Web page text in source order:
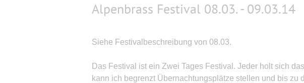
Alpenbrass Festival 08.03. - 09.03.14
Siehe Festivalbeschreibung von 08.03.
Das Festival ist ein Zwei Tages Festival. Jeder holt sich
kann ich begrenzt Übernachtungsplätze stellen und bis zu